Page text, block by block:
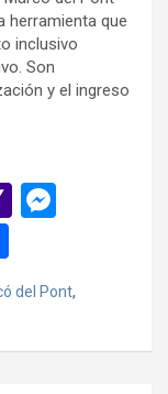
herramienta que
inclusivo
Son
y el ingreso
Y
o
o
n
g
o
m
p
del Pont,